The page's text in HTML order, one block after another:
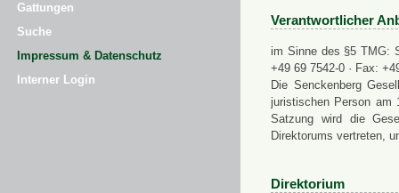
Gattungen
Suche
Impressum & Datenschutz
Interner Login
Verantwortlicher
im Sinne des §5 TMG:
+49 69 7542-0 · Fax:
Die Senckenberg
juristischen Person am
Satzung wird die
Direktorums vertreten,
Direktorium